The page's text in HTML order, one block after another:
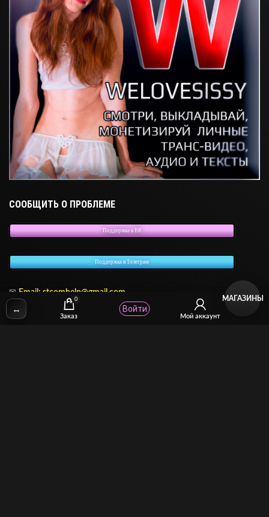
СООБЩИТЬ О ПРОБЛЕМЕ
Поддержка в ВК
Поддержка в Телеграм
✉ Email: stcomhelp@gmail.com
↔
0
Заказ Мой аккаунт
Войти
МАГАЗИНЫ